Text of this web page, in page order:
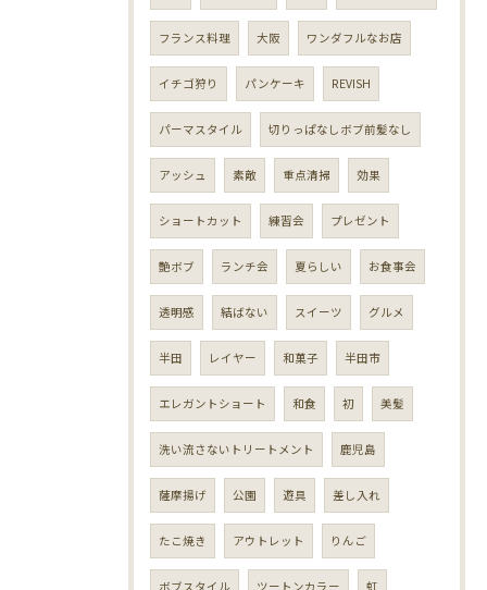
フランス料理 大阪 ワンダフルなお店
イチゴ狩り パンケーキ REVISH
パーマスタイル 切りっぱなしボブ前髪なし
アッシュ 素敵 重点清掃 効果
ショートカット 練習会 プレゼント
艶ボブ ランチ会 夏らしい お食事会
透明感 結ばない スイーツ グルメ
半田 レイヤー 和菓子 半田市
エレガントショート 和食 初 美髪
洗い流さないトリートメント 鹿児島
薩摩揚げ 公園 遊具 差し入れ
たこ焼き アウトレット りんご
ボブスタイル ツートンカラー 虹